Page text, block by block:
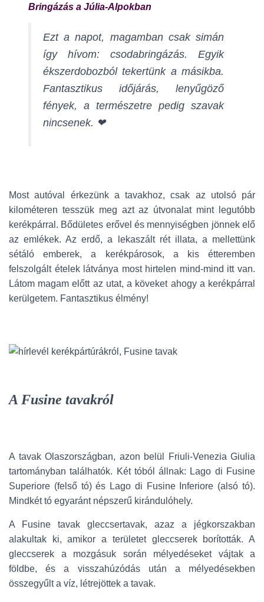
Bringázás a Júlia-Alpokban
Ezt a napot, magamban csak simán
így hívom: csodabringázás. Egyik
ékszerdobozból tekertünk a másikba.
Fantasztikus időjárás, lenyűgöző
fények, a természetre pedig szavak
nincsenek. ❤
Most autóval érkezünk a tavakhoz, csak az utolsó pár
kilométeren tesszük meg azt az útvonalat mint legutóbb
kerékpárral. Bődületes erővel és mennyiségben jönnek elő
az emlékek. Az erdő, a lekaszált rét illata, a mellettünk
sétáló emberek, a kerékpárosok, a kis étteremben
felszolgált ételek látványa most hirtelen mind-mind itt van.
Látom magam előtt az utat, a köveket ahogy a kerékpárral
kerülgetem. Fantasztikus élmény!
A Fusine tavakról
A tavak Olaszországban, azon belül Friuli-Venezia Giulia
tartományban találhatók. Két tóból állnak: Lago di Fusine
Superiore (felső tó) és Lago di Fusine Inferiore (alsó tó).
Mindkét tó egyaránt népszerű kirándulóhely.
A Fusine tavak gleccsertavak, azaz a jégkorszakban
alakultak ki, amikor a területet gleccserek borították. A
gleccserek a mozgásuk során mélyedéseket vájtak a
földbe, és a visszahúzódás után a mélyedésekben
összegyűlt a víz, létrejöttek a tavak.